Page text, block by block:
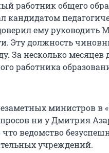
работник общего
кандидатом
ему руководить
Эту должность
За несколько месяцев
работника
министров в
ни у Дмитрия
ведомство
учреждений.